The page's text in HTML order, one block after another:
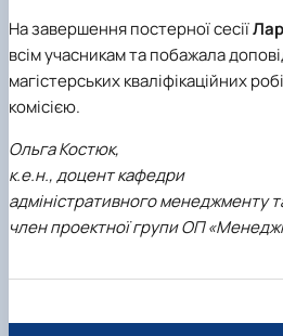
На завершення постерної сесії
всім учасникам та побажала
магістерських кваліфікаційних
комісією.
Ольга Костюк,
к.е.н., доцент кафедри
адміністративного менеджменту
член проектної групи ОП